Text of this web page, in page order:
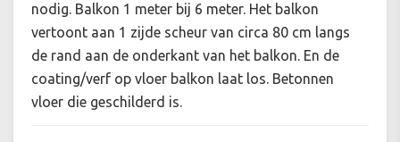
nodig. Balkon 1 meter bij 6 meter. Het balkon
vertoont aan 1 zijde scheur van circa 80 cm langs
de rand aan de onderkant van het balkon. En de
coating/verf op vloer balkon laat los. Betonnen
vloer die geschilderd is.